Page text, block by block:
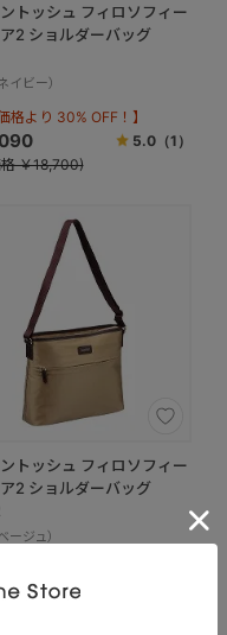
トッシュ フィロソフィー
バッグ
イビー）
格より 30% OFF！】
5.0 （1）
￥18,700)
トッシュ フィロソフィー
バッグ
ージュ）
￥19,800)